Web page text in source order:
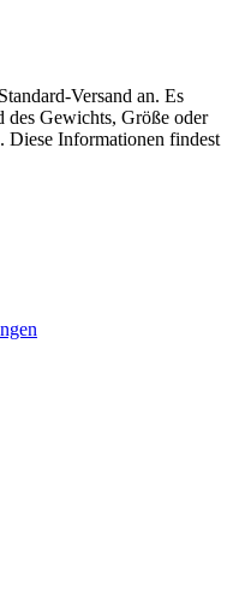
Versand an. Es
Gewichts, Größe oder
Diese Informationen findest